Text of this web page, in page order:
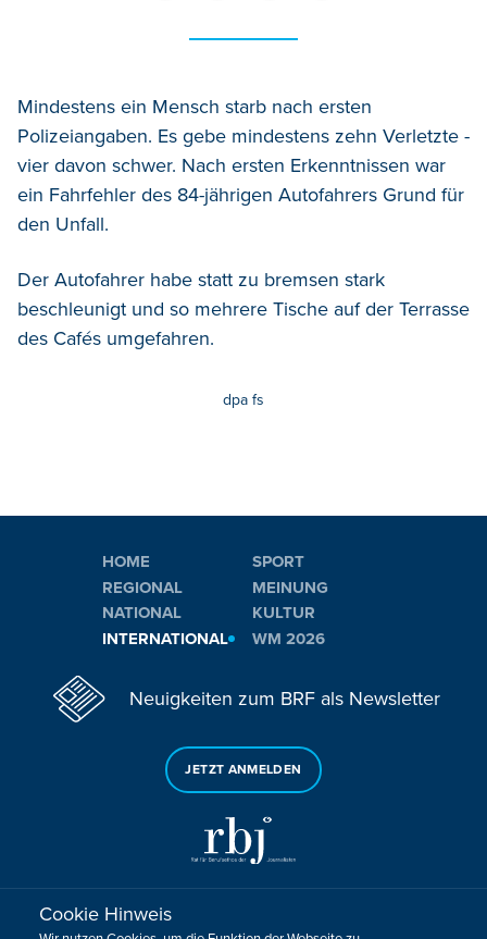
Mindestens ein Mensch starb nach ersten
Polizeiangaben. Es gebe mindestens zehn Verletzte -
vier davon schwer. Nach ersten Erkenntnissen war
ein Fahrfehler des 84-jährigen Autofahrers Grund für
den Unfall.
Der Autofahrer habe statt zu bremsen stark
beschleunigt und so mehrere Tische auf der Terrasse
des Cafés umgefahren.
dpa fs
HOME
REGIONAL
NATIONAL
INTERNATIONAL
SPORT
MEINUNG
KULTUR
WM 2026
Neuigkeiten zum BRF als Newsletter
JETZT ANMELDEN
Sie haben noch Fragen oder Anmerkungen?
Cookie Hinweis